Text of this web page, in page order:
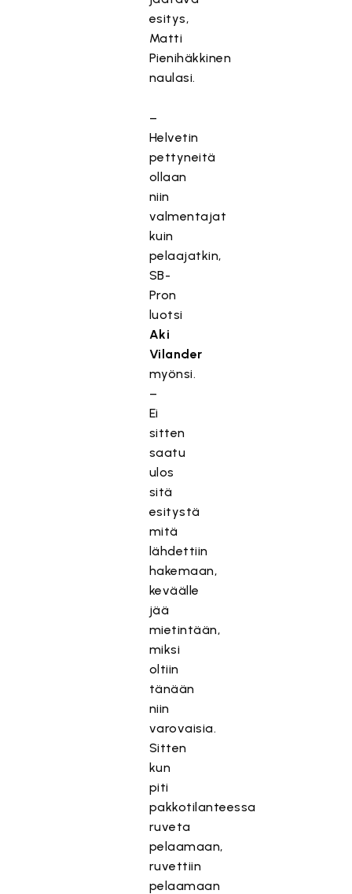
esitys,
Matti
Pienihäkkinen
naulasi.
–
Helvetin
pettyneitä
ollaan
niin
valmentajat
kuin
pelaajatkin,
SB-
Pron
luotsi
Aki
Vilander
myönsi.
–
Ei
sitten
saatu
ulos
sitä
esitystä
mitä
lähdettiin
hakemaan,
keväälle
jää
mietintään,
miksi
oltiin
tänään
niin
varovaisia.
Sitten
kun
piti
pakkotilanteessa
ruveta
pelaamaan,
ruvettiin
pelaamaan